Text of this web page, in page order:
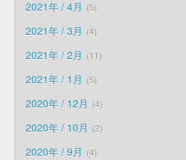
2021年 / 4月 5
2021年 / 3月 4
2021年 / 2月 11
2021年 / 1月 5
2020年 / 12月 4
2020年 / 10月 2
2020年 / 9月 4